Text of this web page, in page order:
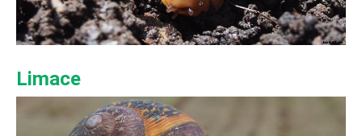
Limace